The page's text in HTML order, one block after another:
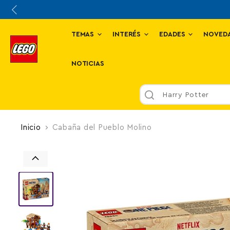
TEMAS INTERÉS EDADES
NOTICIAS
Harry Potter
Inicio Cabaña del Pueblo Molino